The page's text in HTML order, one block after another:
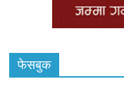
फेसबुक